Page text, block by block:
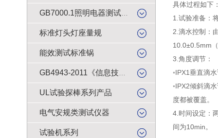
标准灯头灯座量规
能效测试标准锅
UL试验探棒系列产品
电气安规类测试仪器
试验机系列
具体过程如下
1. 试验准备：
2. 滴水控制：
10.0±0.5mm
3. 角度调节：
◦IPX1垂直滴
◦IPX2倾斜滴
度都被覆盖。
4. 时间设定：
间为10min。